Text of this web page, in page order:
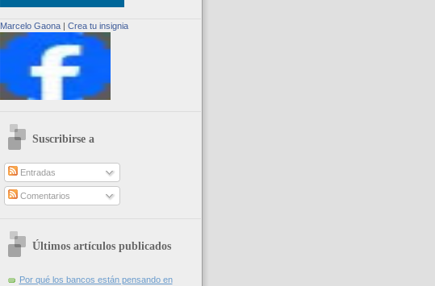
Marcelo Gaona| Crea tu insignia
Suscribirse a
Entradas
Comentarios
Últimos artículos publicados
Por qué los bancos están pensando en